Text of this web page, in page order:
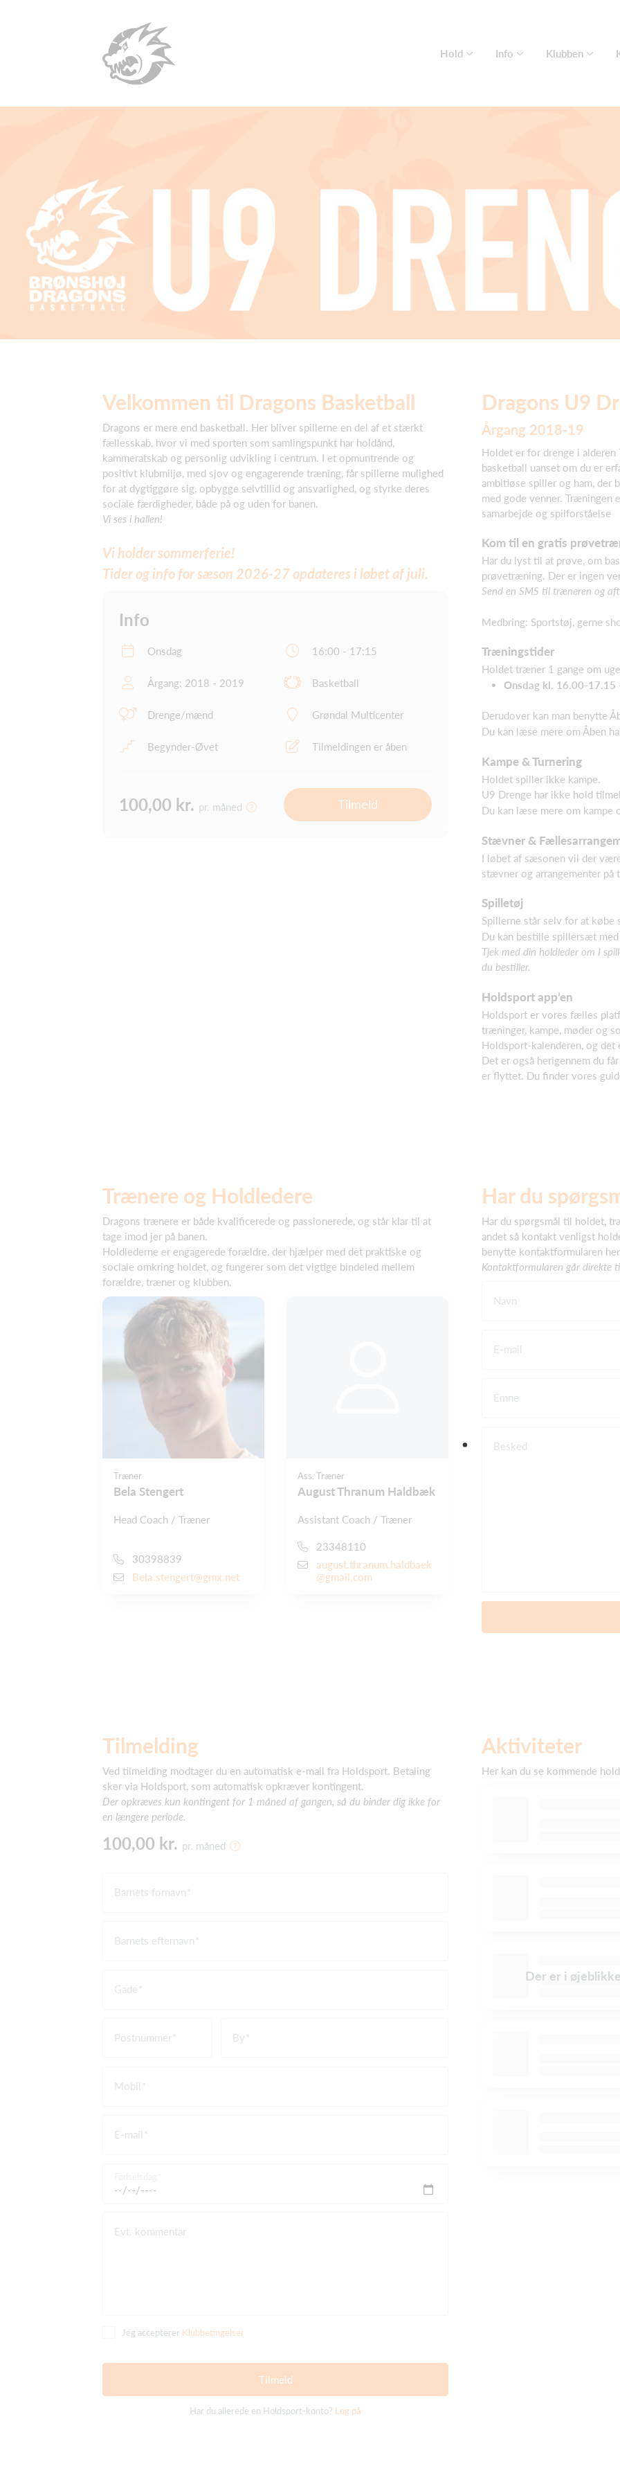
Hold Info Klubben
Velkommen til Dragons Basketball
Dragons er mere end basketball. Her bliver spillerne en del af et stærkt
fællesskab, hvor vi med sporten som samlingspunkt har holdånd,
kammeratskab og personlig udvikling i centrum. I et opmuntrende og
positivt klubmiljø, med sjov og engagerende træning, får spillerne mulighed
for at dygtiggøre sig, opbygge selvtillid og ansvarlighed, og styrke deres
sociale færdigheder, både på og uden for banen.
Vi ses i hallen!
Vi holder sommerferie!
Tider og info for sæson 2026-27 opdateres i løbet af juli.
Info
Onsdag 16:00 - 17:15
Årgang: 2018 - 2019 Basketball
Drenge/mænd Grøndal Multicenter
Begynder-Øvet Tilmeldingen er åben
100,00 kr. pr. måned Tilmeld
Dragons U9
Årgang 2018-19
Holdet er for drenge i
basketball uanset om du er
ambitiøse spiller og ham, der
med gode venner. Træningen
samarbejde og spilforståelse
Kom til en gratis
Har du lyst til at prøve, om
prøvetræning. Der er ingen
Send en SMS til træneren og
Medbring: Sportstøj, gerne
Træningstider
Holdet træner 1 gange om
Onsdag kl. 16.00-17.15
Derudover kan man benytte
Du kan læse mere om Åben
Kampe & Turnering
Holdet spiller ikke kampe.
U9 Drenge har ikke hold
Du kan læse mere om kampe
Stævner &
I løbet af sæsonen vil der
stævner og arrangementer på
Spilletøj
Spillerne står selv for at
Du kan bestille spillersæt
Tjek med din holdleder om I
du bestiller.
Holdsport app’en
Holdsport er vores fælles
træninger, kampe, møder og
Holdsport-kalenderen, og det
Det er også herigennem du
er flyttet. Du finder vores
Trænere og Holdledere
Dragons trænere er både kvalificerede og passionerede, og står klar til at
tage imod jer på banen.
Holdlederne er engagerede forældre, der hjælper med det praktiske og
sociale omkring holdet, og fungerer som det vigtige bindeled mellem
forældre, træner og klubben.
Træner
Bela Stengert
Head Coach / Træner
30398839
Bela.stengert@gmx.net
Ass. Træner
August Thranum Haldbæk
Assistant Coach / Træner
23348110
august.thranum.haldbaek
@gmail.com
Har du
Har du spørgsmål til holdet,
andet så kontakt venligst
benytte kontaktformularen her.
Kontaktformularen går direkte
Navn
E-mail
Emne
Besked
Tilmelding
Ved tilmelding modtager du en automatisk e-mail fra Holdsport. Betaling
sker via Holdsport, som automatisk opkræver kontingent.
Der opkræves kun kontingent for 1 måned af gangen, så du binder dig ikke for
en længere periode.
100,00 kr. pr. måned
Barnets fornavn
Barnets efternavn
Gade
Postnummer By
Mobil
E-mail
Evt. kommentar
Jeg accepterer Klubbetingelser
Tilmeld
Har du allerede en Holdsport-konto? Log på
Aktiviteter
Her kan du se kommende
Der er i